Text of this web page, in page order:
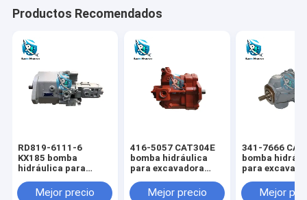
Productos Recomendados
RD819-6111-6
KX185 bomba
hidráulica para
Mejor precio
416-5057 CAT304E
bomba hidráulica
para excavadora
Mejor precio
341-7666
bomba
para
Mejor